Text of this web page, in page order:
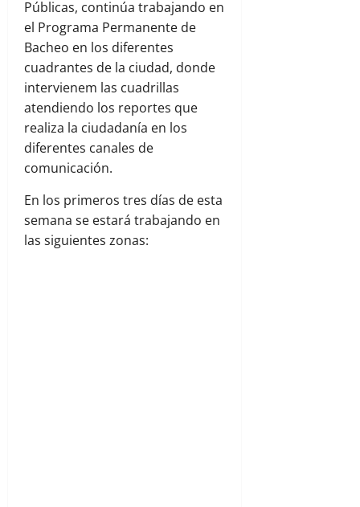
Públicas, continúa trabajando en
el Programa Permanente de
Bacheo en los diferentes
cuadrantes de la ciudad, donde
intervienem las cuadrillas
atendiendo los reportes que
realiza la ciudadanía en los
diferentes canales de
comunicación.
En los primeros tres días de esta
semana se estará trabajando en
las siguientes zonas: